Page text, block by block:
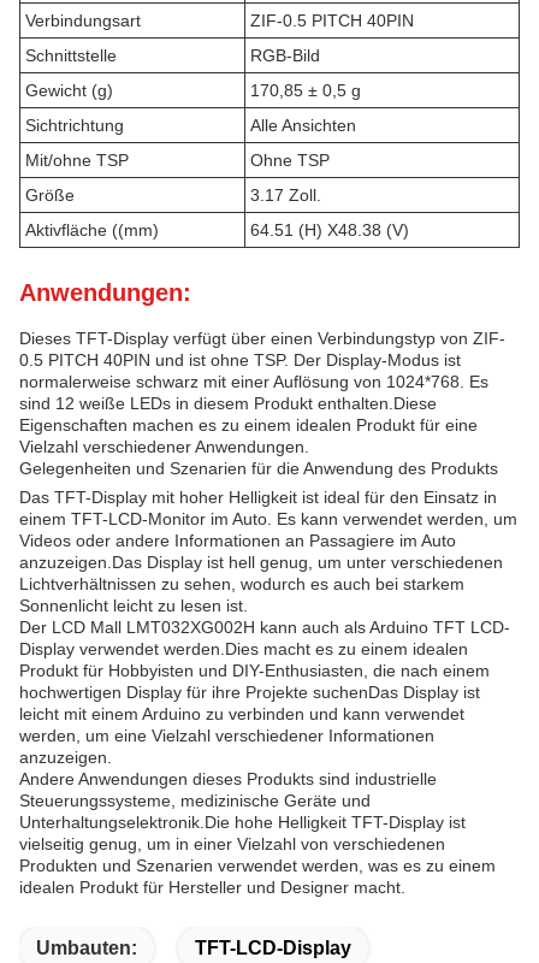
Verbindungsart
ZIF-0.5 PITCH 40PIN
Schnittstelle
RGB-Bild
Gewicht (g)
170,85 ± 0,5 g
Sichtrichtung
Alle Ansichten
Mit/ohne TSP
Ohne TSP
Größe
3.17 Zoll.
Aktivfläche ((mm)
64.51 (H) X48.38 (V)
Anwendungen:
Dieses TFT-Display verfügt über einen Verbindungstyp von ZIF-
0.5 PITCH 40PIN und ist ohne TSP. Der Display-Modus ist
normalerweise schwarz mit einer Auflösung von 1024*768. Es
sind 12 weiße LEDs in diesem Produkt enthalten.Diese
Eigenschaften machen es zu einem idealen Produkt für eine
Vielzahl verschiedener Anwendungen.
Gelegenheiten und Szenarien für die Anwendung des Produkts
Das TFT-Display mit hoher Helligkeit ist ideal für den Einsatz in
einem TFT-LCD-Monitor im Auto. Es kann verwendet werden, um
Videos oder andere Informationen an Passagiere im Auto
anzuzeigen.Das Display ist hell genug, um unter verschiedenen
Lichtverhältnissen zu sehen, wodurch es auch bei starkem
Sonnenlicht leicht zu lesen ist.
Der LCD Mall LMT032XG002H kann auch als Arduino TFT LCD-
Display verwendet werden.Dies macht es zu einem idealen
Produkt für Hobbyisten und DIY-Enthusiasten, die nach einem
hochwertigen Display für ihre Projekte suchenDas Display ist
leicht mit einem Arduino zu verbinden und kann verwendet
werden, um eine Vielzahl verschiedener Informationen
anzuzeigen.
Andere Anwendungen dieses Produkts sind industrielle
Steuerungssysteme, medizinische Geräte und
Unterhaltungselektronik.Die hohe Helligkeit TFT-Display ist
vielseitig genug, um in einer Vielzahl von verschiedenen
Produkten und Szenarien verwendet werden, was es zu einem
idealen Produkt für Hersteller und Designer macht.
Umbauten: TFT-LCD-Display